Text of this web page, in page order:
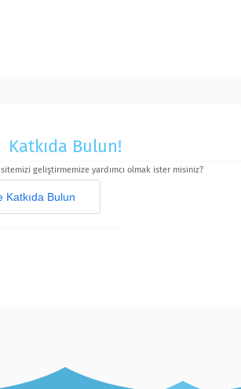
Katkıda Bulun!
geliştirmemize yardımcı olmak ister misiniz?
Katkıda Bulun